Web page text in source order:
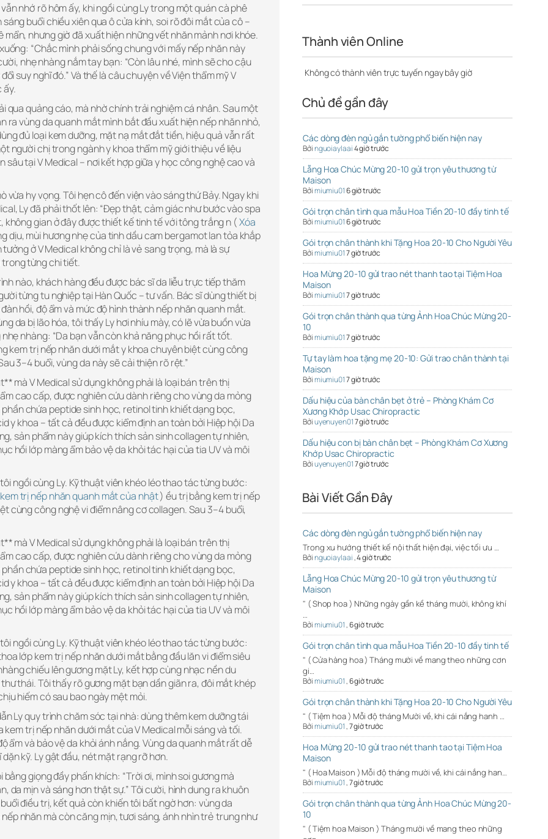
nhớ rõ hôm ấy, khi ngồi cùng Ly trong một quán cà phê
buổi chiều xiên qua ô cửa kính, soi rõ đôi mắt của cô –
nhưng giờ đã xuất hiện những vết nhăn mảnh nơi khóe.
“Chắc mình phải sống chung với mấy nếp nhăn này
nhẹ nhàng nắm tay bạn: “Còn lâu nhé, mình sẽ cho cậu
suy nghĩ đó.” Và thế là câu chuyện về Viện thẩm mỹ V
ấy.
qua quảng cáo, mà nhờ chính trải nghiệm cá nhân. Sau một
ra vùng da quanh mắt mình bắt đầu xuất hiện nếp nhăn nhỏ,
đủ loại kem dưỡng, mặt nạ mắt đắt tiền, hiệu quả vẫn rất
người chị trong ngành y khoa thẩm mỹ giới thiệu về liệu
tại V Medical – nơi kết hợp giữa y học công nghệ cao và
vừa hy vọng. Tôi hẹn cô đến viện vào sáng thứ Bảy. Ngay khi
Ly đã phải thốt lên: “Đẹp thật, cảm giác như bước vào spa
không gian ở đây được thiết kế tinh tế với tông trắng n (Xóa
dịu, mùi hương nhẹ của tinh dầu cam bergamot lan tỏa khắp
ở V Medical không chỉ là vẻ sang trọng, mà là sự
từng chi tiết.
nào, khách hàng đều được bác sĩ da liễu trực tiếp thăm
từng tu nghiệp tại Hàn Quốc – tư vấn. Bác sĩ dùng thiết bị
hồi, độ ẩm và mức độ hình thành nếp nhăn quanh mắt.
da bị lão hóa, tôi thấy Ly hơi nhíu mày, có lẽ vừa buồn vừa
nhàng: “Da bạn vẫn còn khả năng phục hồi rất tốt.
kem trị nếp nhăn dưới mắt y khoa chuyên biệt cùng công
3–4 buổi, vùng da này sẽ cải thiện rõ rệt.”
mà V Medical sử dụng không phải là loại bán trên thị
cao cấp, được nghiên cứu dành riêng cho vùng da mỏng
chứa peptide sinh học, retinol tinh khiết dạng bọc,
y khoa – tất cả đều được kiểm định an toàn bởi Hiệp hội Da
sản phẩm này giúp kích thích sản sinh collagen tự nhiên,
hồi lớp màng ẩm bảo vệ da khỏi tác hại của tia UV và môi
ngồi cùng Ly. Kỹ thuật viên khéo léo thao tác từng bước:
kem trị nếp nhăn quanh mắt của nhật) ều trị bằng kem trị nếp
cùng công nghệ vi điểm nâng cơ collagen. Sau 3–4 buổi,
mà V Medical sử dụng không phải là loại bán trên thị
cao cấp, được nghiên cứu dành riêng cho vùng da mỏng
chứa peptide sinh học, retinol tinh khiết dạng bọc,
y khoa – tất cả đều được kiểm định an toàn bởi Hiệp hội Da
sản phẩm này giúp kích thích sản sinh collagen tự nhiên,
hồi lớp màng ẩm bảo vệ da khỏi tác hại của tia UV và môi
ngồi cùng Ly. Kỹ thuật viên khéo léo thao tác từng bước:
lớp kem trị nếp nhăn dưới mắt bằng đầu lăn vi điểm siêu
chiếu lên gương mặt Ly, kết hợp cùng nhạc nền du
thái. Tôi thấy rõ gương mặt bạn dần giãn ra, đôi mắt khép
hiếm có sau bao ngày mệt mỏi.
Ly quy trình chăm sóc tại nhà: dùng thêm kem dưỡng tái
trị nếp nhăn dưới mắt của V Medical mỗi sáng và tối.
ẩm và bảo vệ da khỏi ánh nắng. Vùng da quanh mắt rất dễ
kỹ. Ly gật đầu, nét mặt rạng rỡ hơn.
giọng đầy phấn khích: “Trời ơi, mình soi gương mà
da mịn và sáng hơn thật sự.” Tôi cười, hình dung ra khuôn
điều trị, kết quả còn khiến tôi bất ngờ hơn: vùng da
nhăn mà còn căng mịn, tươi sáng, ánh nhìn trẻ trung như
Thành viên Online
Không có thành viên trực tuyến ngay bây giờ
Chủ đề gần đây
Các dòng đèn ngủ gắn tường phổ biến hiện nay
Bởinguoiaylaai4 giờ trước
Lẵng Hoa Chúc Mừng 20-10 gửi trọn yêu thương từ
Maison
Bởimiumiu016 giờ trước
Gói trọn chân tình qua mẫu Hoa Tiền 20-10 đầy tinh tế
Bởimiumiu016 giờ trước
Gói trọn chân thành khi Tặng Hoa 20-10 Cho Người Yêu
Bởimiumiu017 giờ trước
Hoa Mừng 20-10 gửi trao nét thanh tao tại Tiệm Hoa
Maison
Bởimiumiu017 giờ trước
Gói trọn chân thành qua từng Ảnh Hoa Chúc Mừng 20-
10
Bởimiumiu017 giờ trước
Tự tay làm hoa tặng mẹ 20-10: Gửi trao chân thành tại
Maison
Bởimiumiu017 giờ trước
Dấu hiệu của bàn chân bẹt ở trẻ – Phòng Khám Cơ
Xương Khớp Usac Chiropractic
Bởiuyenuyen017 giờ trước
Dấu hiệu con bị bàn chân bẹt – Phòng Khám Cơ Xương
Khớp Usac Chiropractic
Bởiuyenuyen017 giờ trước
Bài Viết Gần Đây
Các dòng đèn ngủ gắn tường phổ biến hiện nay
Trong xu hướng thiết kế nội thất hiện đại, việc tối ưu …
Bởinguoiaylaai,4 giờ trước
Lẵng Hoa Chúc Mừng 20-10 gửi trọn yêu thương từ
Maison
" ( Shop hoa ) Những ngày gần kề tháng mười, không khí
…
Bởimiumiu01,6 giờ trước
Gói trọn chân tình qua mẫu Hoa Tiền 20-10 đầy tinh tế
" ( Cửa hàng hoa ) Tháng mười về mang theo những cơn
gi…
Bởimiumiu01,6 giờ trước
Gói trọn chân thành khi Tặng Hoa 20-10 Cho Người Yêu
" ( Tiệm hoa ) Mỗi độ tháng Mười về, khi cái nắng hanh …
Bởimiumiu01,7 giờ trước
Hoa Mừng 20-10 gửi trao nét thanh tao tại Tiệm Hoa
Maison
" ( Hoa Maison ) Mỗi độ tháng mười về, khi cái nắng han…
Bởimiumiu01,7 giờ trước
Gói trọn chân thành qua từng Ảnh Hoa Chúc Mừng 20-
10
" ( Tiệm hoa Maison ) Tháng mười về mang theo những